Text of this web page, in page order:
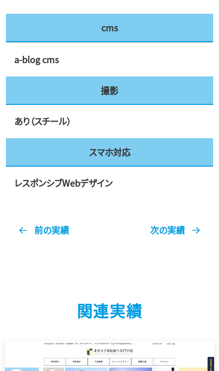
cms
a-blog cms
撮影
あり（スチール）
スマホ対応
レスポンシブWebデザイン
前の実績 次の実績
関連実績